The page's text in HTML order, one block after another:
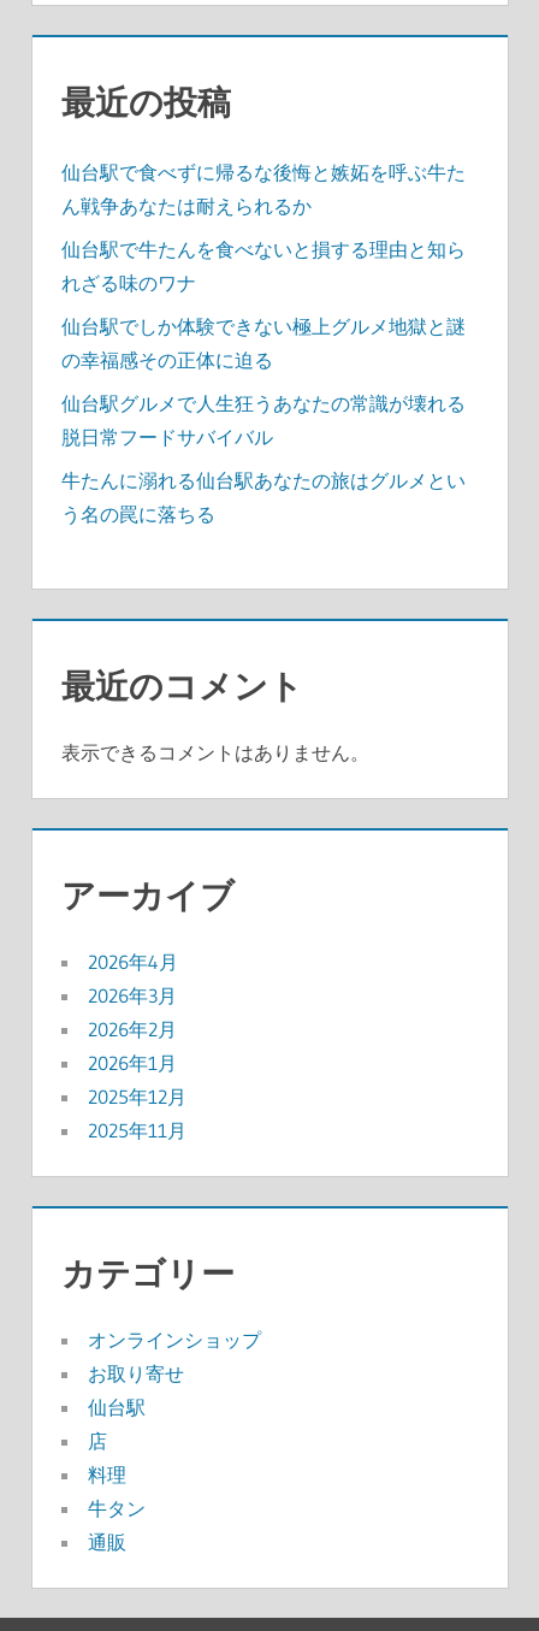
ン
最近の投稿
仙台駅で食べずに帰るな後悔と嫉妬を呼ぶ牛た
ん戦争あなたは耐えられるか
仙台駅で牛たんを食べないと損する理由と知ら
れざる味のワナ
仙台駅でしか体験できない極上グルメ地獄と謎
の幸福感その正体に迫る
仙台駅グルメで人生狂うあなたの常識が壊れる
脱日常フードサバイバル
牛たんに溺れる仙台駅あなたの旅はグルメとい
う名の罠に落ちる
最近のコメント
表示できるコメントはありません。
アーカイブ
2026年4月
2026年3月
2026年2月
2026年1月
2025年12月
2025年11月
カテゴリー
オンラインショップ
お取り寄せ
仙台駅
店
料理
牛タン
通販